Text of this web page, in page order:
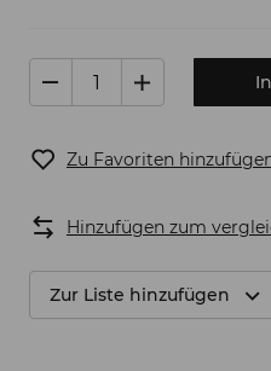
Zu Favoriten
Hinzufügen zum
Zur Liste hinzufügen